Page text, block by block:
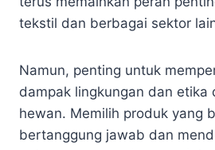
tekstil dan berbagai sektor
Namun, penting untuk
dampak lingkungan dan etika
hewan. Memilih produk yang
bertanggung jawab dan